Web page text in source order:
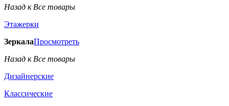
Назад к Все товары
Этажерки
ЗеркалаПросмотреть
Назад к Все товары
Дизайнерские
Классические